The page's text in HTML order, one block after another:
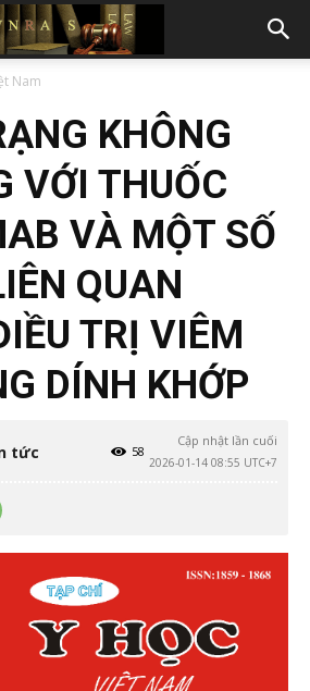
Nam
KHÔNG
VỚI THUỐC
VÀ MỘT SỐ
QUAN
TRỊ VIÊM
DÍNH KHỚP
tức
Cập nhật lần cuối
2026-01-14 08:55 UTC+7
58